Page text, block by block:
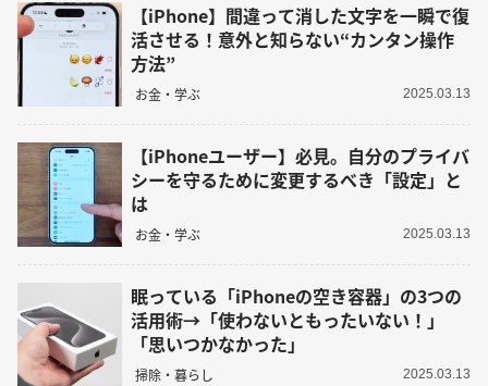
【iPhone】間違って消した文字を一瞬で復
活させる！意外と知らない“カンタン操作
方法”
お金・学ぶ 2025.03.13
【iPhoneユーザー】必見。自分のプライバ
シーを守るために変更するべき「設定」と
は
お金・学ぶ 2025.03.13
眠っている「iPhoneの空き容器」の3つの
活用術→「使わないともったいない！」
「思いつかなかった」
掃除・暮らし 2025.03.13